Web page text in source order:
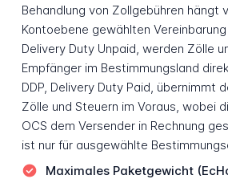
Behandlung von Zollgebühren hängt
Kontoebene gewählten Vereinbarung
Delivery Duty Unpaid, werden Zölle
Empfänger im Bestimmungsland
DDP, Delivery Duty Paid, übernimmt
Zölle und Steuern im Voraus, wobei
OCS dem Versender in Rechnung
ist nur für ausgewählte
Maximales Paketgewicht